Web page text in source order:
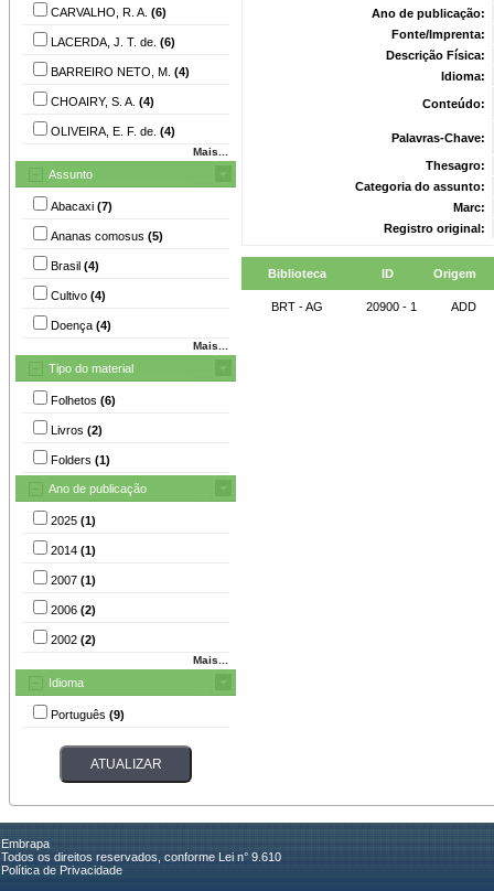
CARVALHO, R. A. (6)
LACERDA, J. T. de. (6)
BARREIRO NETO, M. (4)
CHOAIRY, S. A. (4)
OLIVEIRA, E. F. de. (4)
Mais...
Assunto
Abacaxi (7)
Ananas comosus (5)
Brasil (4)
Cultivo (4)
Doença (4)
Mais...
Tipo do material
Folhetos (6)
Livros (2)
Folders (1)
Ano de publicação
2025 (1)
2014 (1)
2007 (1)
2006 (2)
2002 (2)
Mais...
Idioma
Português (9)
Ano de publicação:
Fonte/Imprenta:
Descrição Física:
Idioma:
Conteúdo:
Palavras-Chave:
Thesagro:
Categoria do assunto:
Marc:
Registro original:
Biblioteca ID Origem
BRT - AG 20900 - 1 ADD
Embrapa
Todos os direitos reservados, conforme Lei n° 9.610
Política de Privacidade